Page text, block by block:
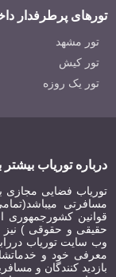
تورهای پرطرفدار
تور مشهد
تور کیش
تور یک روزه
درباره توریاب بیشتر
توریاب فضایی مجازی
مسافرتی
قوانین کشورجمهوری
حقیقی و حقوقی ) نیز
وب سایت توریاب
معرفی خود و
بازدید کنندگان و